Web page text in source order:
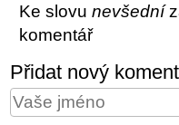
Ke slovunevšední
komentář
Přidat nový